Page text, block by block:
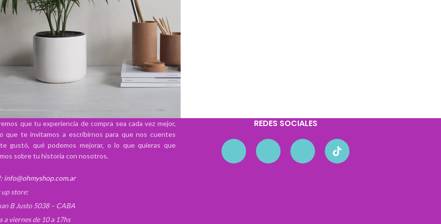
Accessories
parturient parturie
que tu experiencia de compra sea cada vez mejor,
que te invitamos a escribirnos para que nos cuentes
gustó, qué podemos mejorar, o lo que quieras que
sobre tu historia con nosotros.
info@ohmyshop.com.ar
up store:
B Justo 5038 – CABA
a viernes de 10 a 17hs
REDES SOCIALES